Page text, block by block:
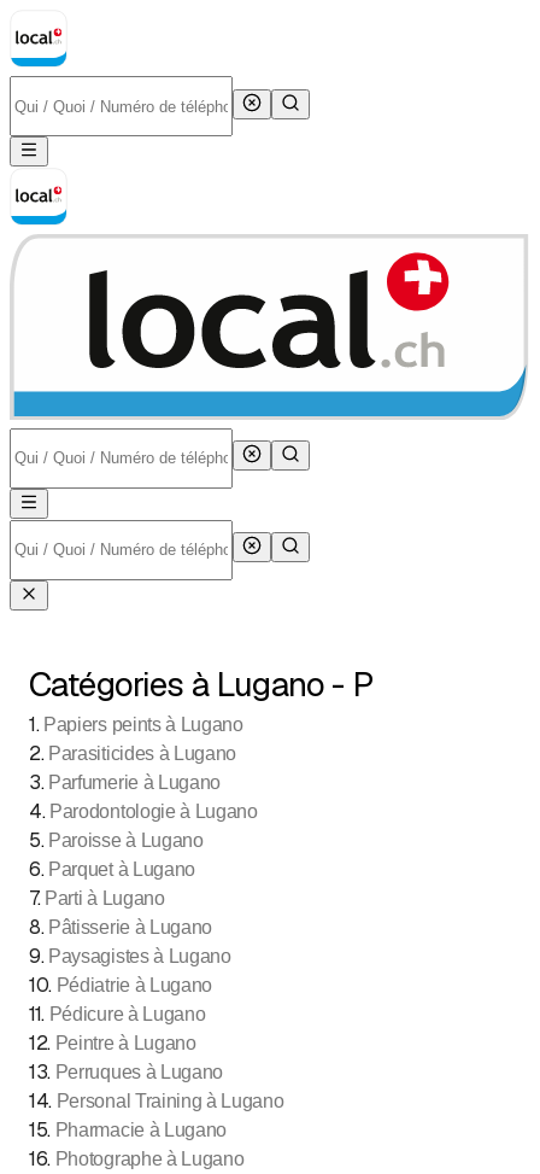
Catégories à Lugano - P
1. Papiers peints à Lugano
2. Parasiticides à Lugano
3. Parfumerie à Lugano
4. Parodontologie à Lugano
5. Paroisse à Lugano
6. Parquet à Lugano
7. Parti à Lugano
8. Pâtisserie à Lugano
9. Paysagistes à Lugano
10. Pédiatrie à Lugano
11. Pédicure à Lugano
12. Peintre à Lugano
13. Perruques à Lugano
14. Personal Training à Lugano
15. Pharmacie à Lugano
16. Photographe à Lugano